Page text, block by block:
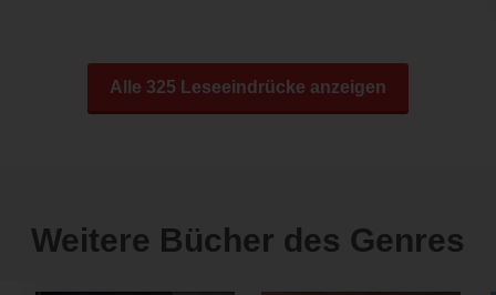
Alle 325 Leseeindrücke anzeigen
Weitere Bücher des Genres